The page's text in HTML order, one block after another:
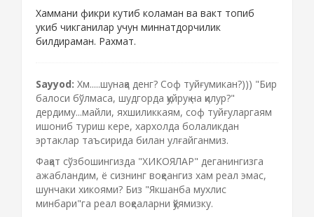
Хаммани фикри кутиб коламан ва вакт топиб
укиб чикганилар учун миннатдорчилик
билдираман. Рахмат.
Sayyod: Хм.....шунақа денг? Соф туйғумикан?))) "Бир
балоси бўлмаса, шудгорда қуйруқ на қилур?"
дердиму...майли, яхшиликкаям, соф туйғуларгаям
ишониб туриш кере, хархолда болаликдан
эртаклар таъсирида билан улғайганмиз.
Фақат сўзбошингизда "ХИКОЯЛАР" деганингизга
ажабландим, ё сизнинг воқеангиз хам реал эмас,
шунчаки хикоями? Биз "Якшанба мухлис
минбари"га реал воқеаларни қўямизку.